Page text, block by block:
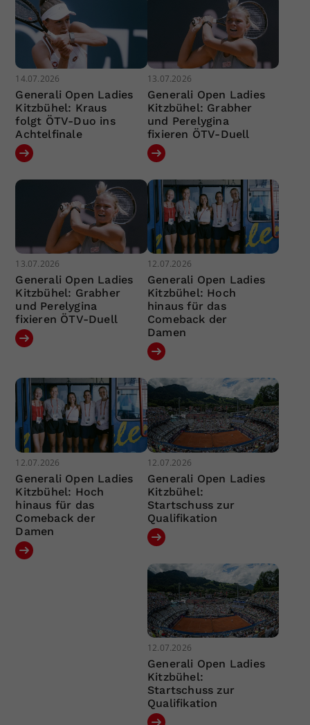
14.07.2026
Generali Open Ladies
Kitzbühel: Kraus
folgt ÖTV-Duo ins
Achtelfinale
13.07.2026
Generali Open Ladies
Kitzbühel: Grabher
und Perelygina
fixieren ÖTV-Duell
13.07.2026
Generali Open Ladies
Kitzbühel: Grabher
und Perelygina
fixieren ÖTV-Duell
12.07.2026
Generali Open Ladies
Kitzbühel: Hoch
hinaus für das
Comeback der
Damen
12.07.2026
Generali Open Ladies
Kitzbühel: Hoch
hinaus für das
Comeback der
Damen
12.07.2026
Generali Open Ladies
Kitzbühel:
Startschuss zur
Qualifikation
12.07.2026
Generali Open Ladies
Kitzbühel:
Startschuss zur
Qualifikation